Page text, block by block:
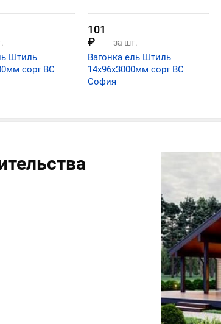
Штиль
сорт ВС
101
₽
за шт.
Вагонка ель Штиль
14х96х3000мм сорт ВС
София